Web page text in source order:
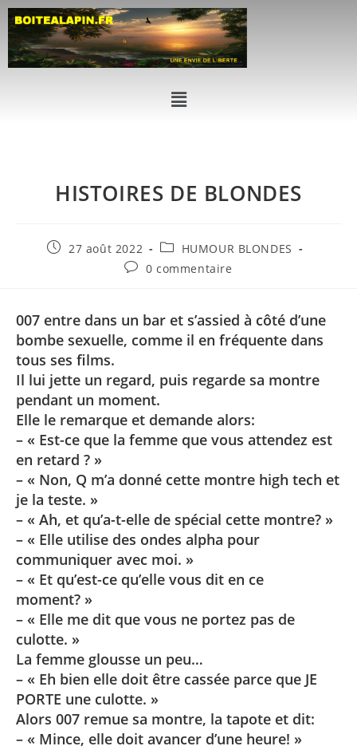
HISTOIRES DE BLONDES
27 août 2022
HUMOUR BLONDES
0 commentaire
007 entre dans un bar et s’assied à côté d’une
bombe sexuelle, comme il en fréquente dans
tous ses films.
Il lui jette un regard, puis regarde sa montre
pendant un moment.
Elle le remarque et demande alors:
– « Est-ce que la femme que vous attendez est
en retard ? »
– « Non, Q m’a donné cette montre high tech et
je la teste. »
– « Ah, et qu’a-t-elle de spécial cette montre? »
– « Elle utilise des ondes alpha pour
communiquer avec moi. »
– « Et qu’est-ce qu’elle vous dit en ce
moment? »
– « Elle me dit que vous ne portez pas de
culotte. »
La femme glousse un peu…
– « Eh bien elle doit être cassée parce que JE
PORTE une culotte. »
Alors 007 remue sa montre, la tapote et dit:
– « Mince, elle doit avancer d’une heure! »